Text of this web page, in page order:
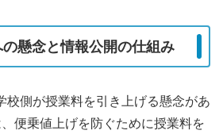
懸念と情報公開の仕組み
校側が授業料を引き上げる懸念があ
便乗値上げを防ぐために授業料を